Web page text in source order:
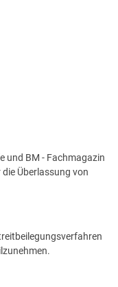
und BM - Fachmagazin
Überlassung von